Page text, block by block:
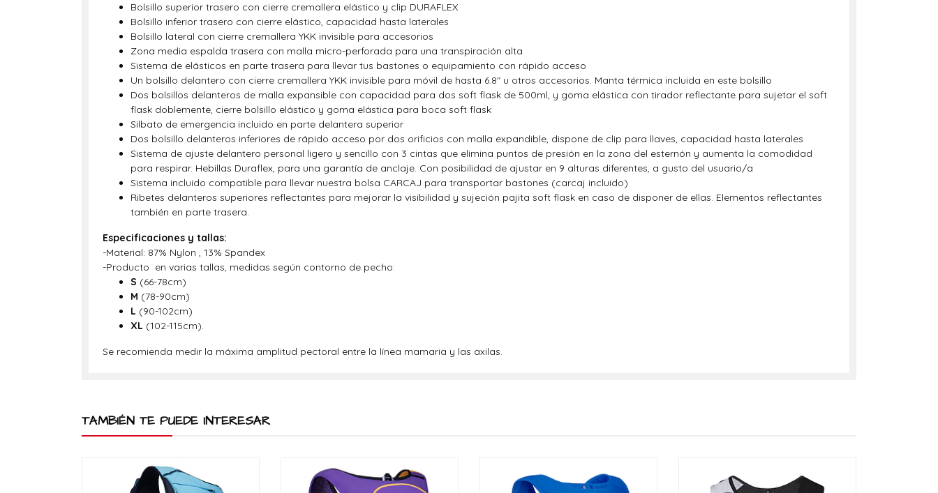
Bolsillo superior trasero con cierre cremallera elástico y clip DURAFLEX
Bolsillo inferior trasero con cierre elástico, capacidad hasta laterales
Bolsillo lateral con cierre cremallera YKK invisible para accesorios
Zona media espalda trasera con malla micro-perforada para una transpiración alta
Sistema de elásticos en parte trasera para llevar tus bastones o equipamiento con rápido acceso
Un bolsillo delantero con cierre cremallera YKK invisible para móvil de hasta 6.8" u otros accesorios. Manta térmica incluida en este bolsillo
Dos bolsillos delanteros de malla expansible con capacidad para dos soft flask de 500ml, y goma elástica con tirador reflectante para sujetar el soft
flask doblemente, cierre bolsillo elástico y goma elástica para boca soft flask
Silbato de emergencia incluido en parte delantera superior
Dos bolsillo delanteros inferiores de rápido acceso por dos orificios con malla expandible, dispone de clip para llaves, capacidad hasta laterales
Sistema de ajuste delantero personal ligero y sencillo con 3 cintas que elimina puntos de presión en la zona del esternón y aumenta la comodidad
para respirar. Hebillas Duraflex, para una garantía de anclaje. Con posibilidad de ajustar en 9 alturas diferentes, a gusto del usuario/a
Sistema incluido compatible para llevar nuestra bolsa CARCAJ para transportar bastones (carcaj incluido)
Ribetes delanteros superiores reflectantes para mejorar la visibilidad y sujeción pajita soft flask en caso de disponer de ellas. Elementos reflectantes
también en parte trasera.
Especificaciones y tallas:
-Material: 87% Nylon , 13% Spandex
-Producto en varias tallas, medidas según contorno de pecho:
S (66-78cm)
M (78-90cm)
L (90-102cm)
XL (102-115cm).
Se recomienda medir la máxima amplitud pectoral entre la línea mamaria y las axilas.
TAMBIÉN TE PUEDE INTERESAR